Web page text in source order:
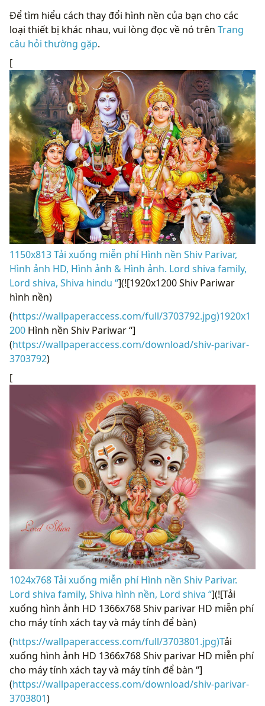
Để tìm hiểu cách thay đổi hình nền của bạn cho các
loại thiết bị khác nhau, vui lòng đọc về nó trên Trang
câu hỏi thường gặp.
[
1150x813 Tải xuống miễn phí Hình nền Shiv Parivar,
Hình ảnh HD, Hình ảnh & Hình ảnh. Lord shiva family,
Lord shiva, Shiva hindu “](![1920x1200 Shiv Pariwar
hình nền)
(https://wallpaperaccess.com/full/3703792.jpg)1920x1
200 Hình nền Shiv Pariwar “]
(https://wallpaperaccess.com/download/shiv-parivar-
3703792)
[
1024x768 Tải xuống miễn phí Hình nền Shiv Parivar.
Lord shiva family, Shiva hình nền, Lord shiva “](![Tải
xuống hình ảnh HD 1366x768 Shiv parivar HD miễn phí
cho máy tính xách tay và máy tính để bàn)
(https://wallpaperaccess.com/full/3703801.jpg)Tải
xuống hình ảnh HD 1366x768 Shiv parivar HD miễn phí
cho máy tính xách tay và máy tính để bàn “]
(https://wallpaperaccess.com/download/shiv-parivar-
3703801)